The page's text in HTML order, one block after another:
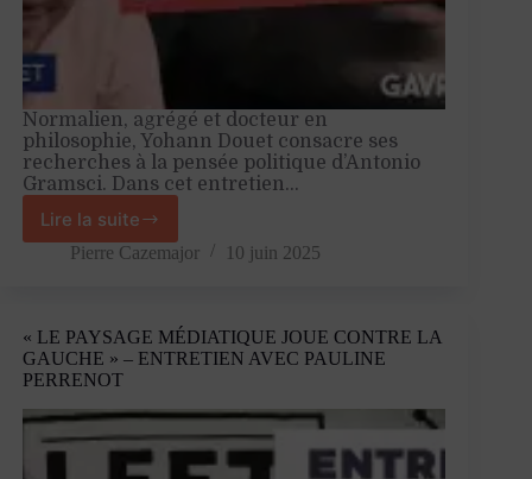
Normalien, agrégé et docteur en
philosophie, Yohann Douet consacre ses
recherches à la pensée politique d’Antonio
Gramsci. Dans cet entretien…
Lire la suite
«
La
éclaire
les
luttes
des
subalternes
dans
Pierre Cazemajor 10 juin 2025
« LE PAYSAGE MÉDIATIQUE JOUE CONTRE LA
GAUCHE » – ENTRETIEN AVEC PAULINE
PERRENOT